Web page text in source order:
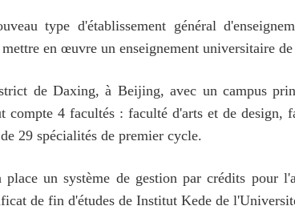
type d'établissement général
en œuvre un enseignement universitaire
de Daxing, à Beijing, avec un campus
compte 4 facultés : faculté d'arts et de design,
29 spécialités de premier cycle.
un système de gestion par crédits pour
de fin d'études de Institut Kede de